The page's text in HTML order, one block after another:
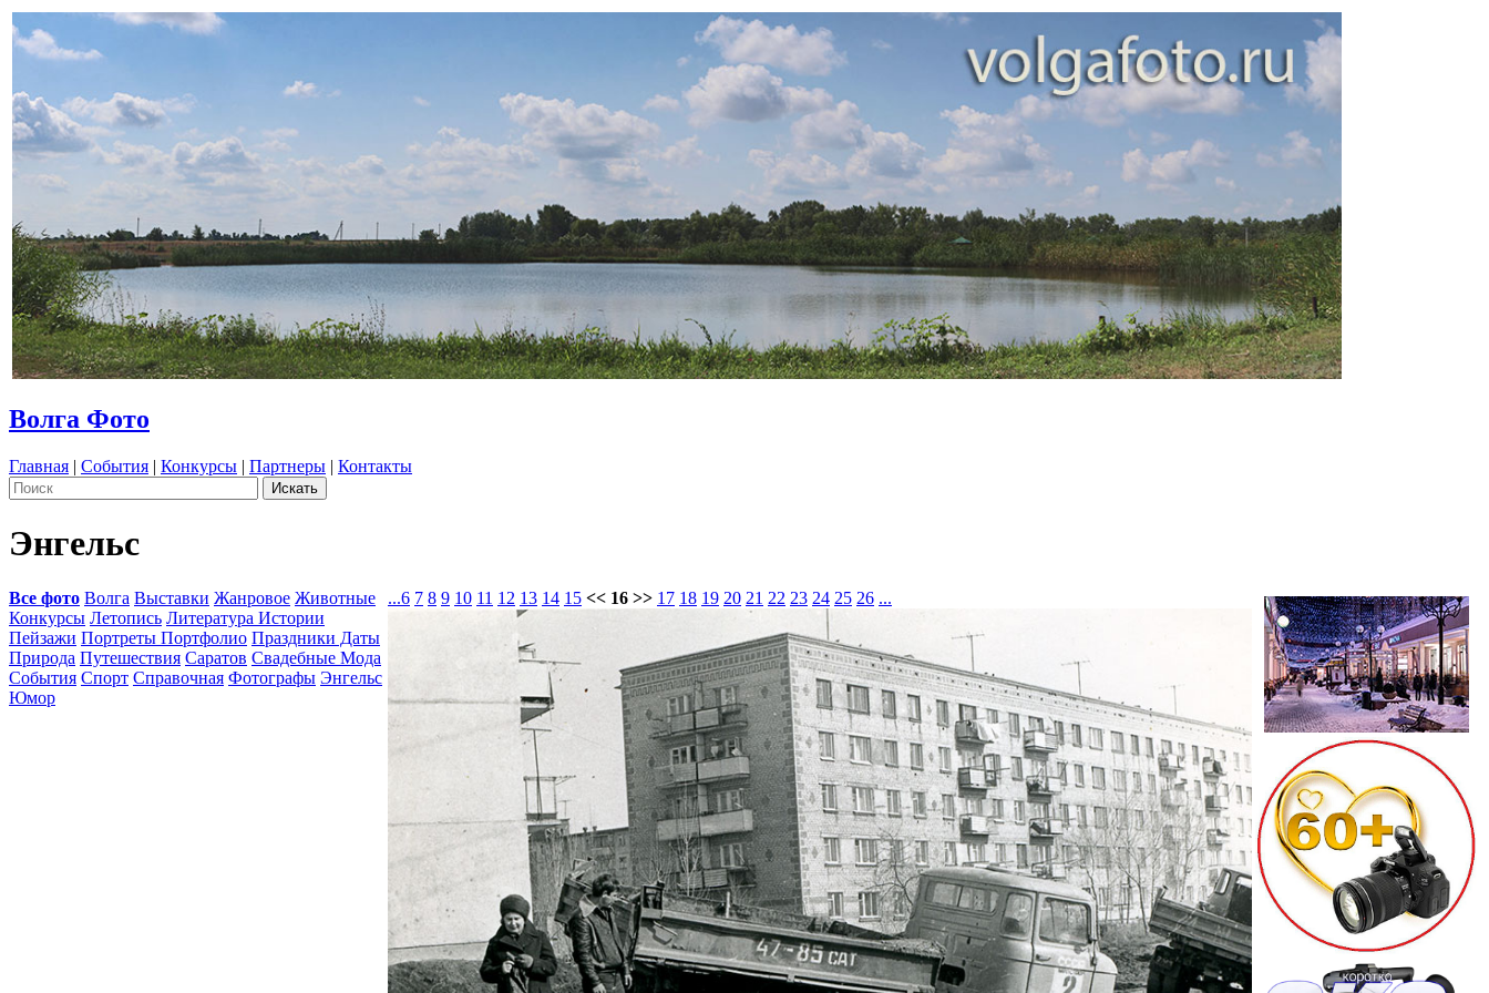
Волга Фото
Главная | События | Конкурсы | Партнеры | Контакты
Энгельс
Все фото Волга Выставки Жанровое Животные
Конкурсы Летопись Литература Истории
Пейзажи Портреты Портфолио Праздники Даты
Природа Путешествия Саратов Свадебные Мода
События Спорт Справочная Фотографы Энгельс
Юмор
...6 7 8 9 10 11 12 13 14 15 << 16 >> 17 18 19 20 21 22 23 24 25 26 ...